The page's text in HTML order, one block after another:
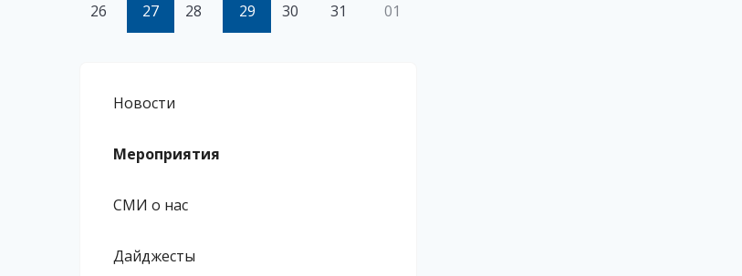
26 27 28 29 30 31 01
Новости
Мероприятия
СМИ о нас
Дайджесты